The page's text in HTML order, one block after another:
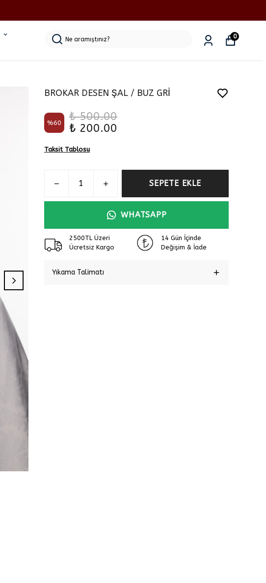
0
BROKAR DESEN ŞAL / BUZ GRİ
%60
₺ 500.00
₺ 200.00
Taksit Tablosu
SEPETE EKLE
WHATSAPP
2500TL Üzeri
Ücretsiz Kargo
14 Gün İçinde
Değişim & İade
Yıkama Talimatı